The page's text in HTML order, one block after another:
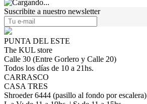
Suscribite a nuestro newsletter
PUNTA DEL ESTE
The KUL store
Calle 30 (Entre Gorlero y Calle 20)
Todos los días de 10 a 21hs.
CARRASCO
CASA TRES
Shroeder 6444 (pasillo al fondo por escalera)